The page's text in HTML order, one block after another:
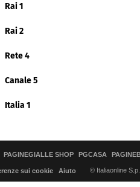
Rai 1
Rai 2
Rete 4
Canale 5
Italia 1
PAGINEGIALLE SHOP PGCASA
sui cookie Aiuto © Italiaonline